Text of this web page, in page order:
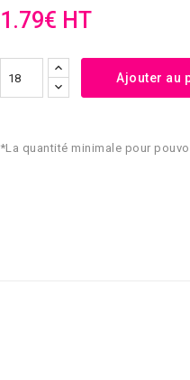
1.79€ HT
Ajouter au
*La quantité minimale pour